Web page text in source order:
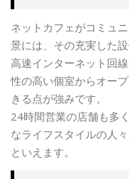
ネットカフェがコミュ
景には、その充実した設
高速インターネット回
性の高い個室からオー
きる点が強みです。
24時間営業の店舗も多
なライフスタイルの人
といえます。